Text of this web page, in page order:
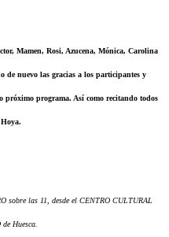
Mamen, Rosi, Azucena, Mónica, Carolina
de nuevo las gracias a los participantes y
próximo programa. Así como recitando todos
sobre las 11, desde el CENTRO CULTURAL
Huesca.